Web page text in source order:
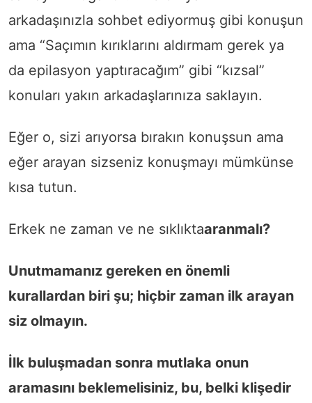
arkadaşınızla sohbet ediyormuş gibi konuşun
ama “Saçımın kırıklarını aldırmam gerek ya
da epilasyon yaptıracağım” gibi “kızsal”
konuları yakın arkadaşlarınıza saklayın.
Eğer o, sizi arıyorsa bırakın konuşsun ama
eğer arayan sizseniz konuşmayı mümkünse
kısa tutun.
Erkek ne zaman ve ne sıklıktaaranmalı?
Unutmamanız gereken en önemli
kurallardan biri şu; hiçbir zaman ilk arayan
siz olmayın.
İlk buluşmadan sonra mutlaka onun
aramasını beklemelisiniz, bu, belki klişedir